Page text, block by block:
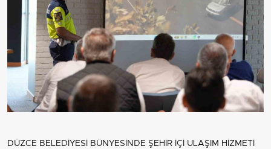
DÜZCE BELEDİYESİ BÜNYESİNDE ŞEHİR İÇİ ULAŞIM HİZMETİ